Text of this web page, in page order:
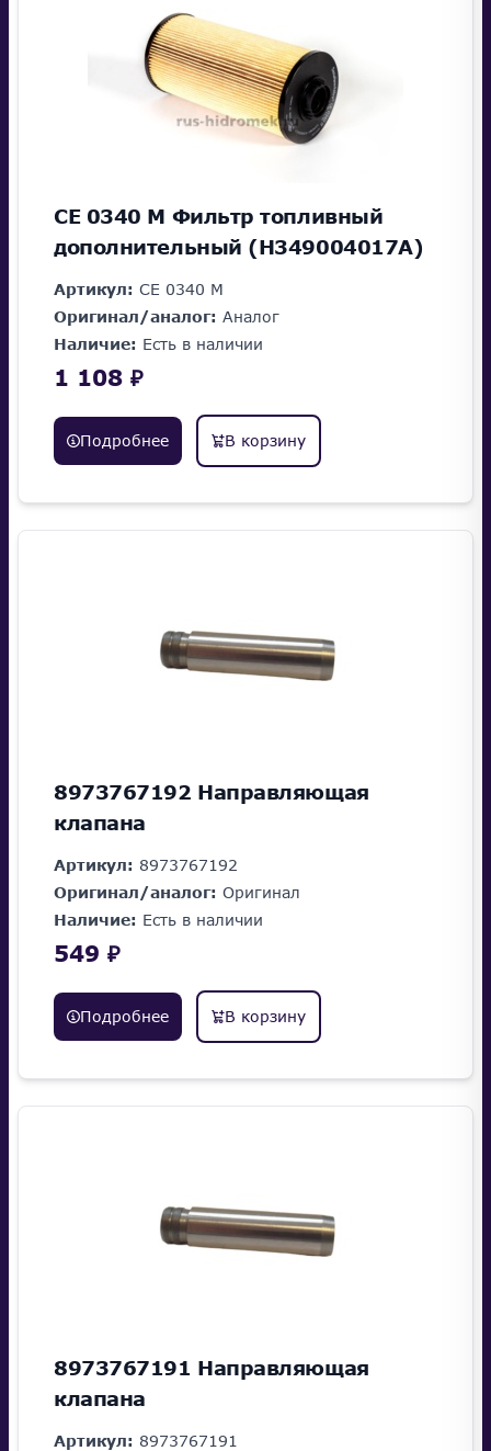
CE 0340 M Фильтр топливный
дополнительный (H349004017A)
Артикул: CE 0340 M
Оригинал/аналог: Аналог
Наличие: Есть в наличии
1 108 ₽
Подробнее В корзину
8973767192 Направляющая
клапана
Артикул: 8973767192
Оригинал/аналог: Оригинал
Наличие: Есть в наличии
549 ₽
Подробнее В корзину
8973767191 Направляющая
клапана
Артикул: 8973767191